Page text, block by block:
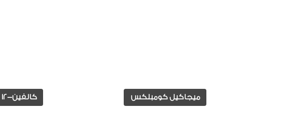
ميجاكيل كومبلكس كالفين-12